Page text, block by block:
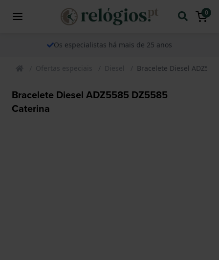
0
Os especialistas há mais de 25 anos
Ofertas especiais Diesel Bracelete Diesel
Bracelete Diesel ADZ5585 DZ5585
Caterina